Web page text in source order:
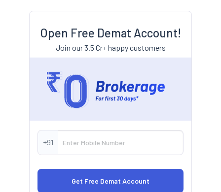
Open Free Demat Account!
Join our 3.5 Cr+ happy customers
+91